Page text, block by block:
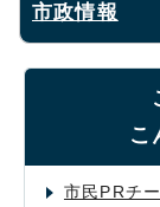
市政情報
こ
市民PRチ